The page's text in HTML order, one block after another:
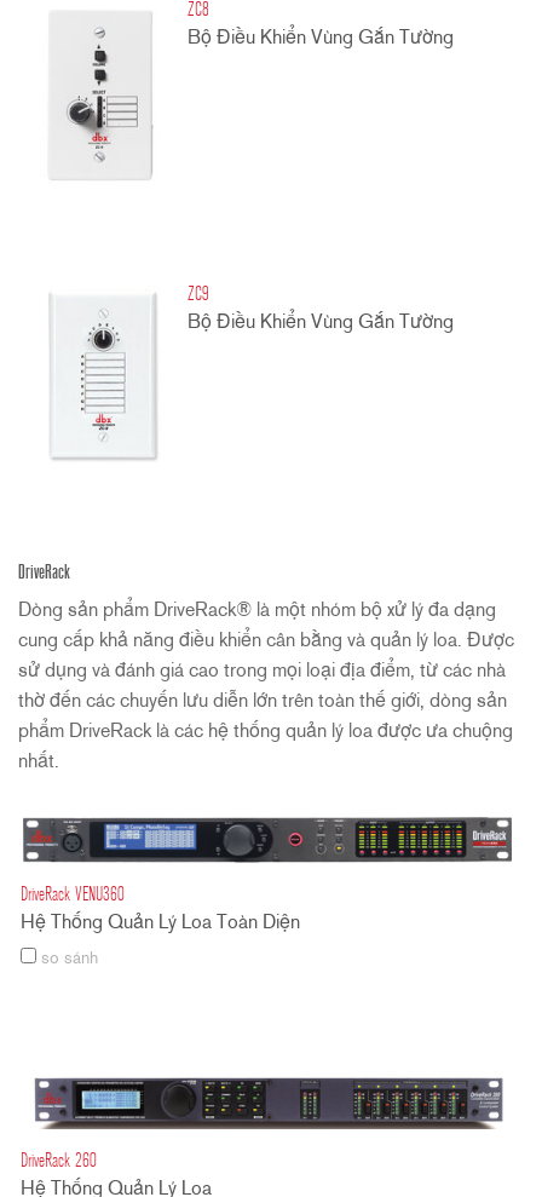
ZC8
Bộ Điều Khiển Vùng Gắn Tường
ZC9
Bộ Điều Khiển Vùng Gắn Tường
DriveRack
Dòng sản phẩm DriveRack® là một nhóm bộ xử lý đa dạng
cung cấp khả năng điều khiển cân bằng và quản lý loa. Được
sử dụng và đánh giá cao trong mọi loại địa điểm, từ các nhà
thờ đến các chuyến lưu diễn lớn trên toàn thế giới, dòng sản
phẩm DriveRack là các hệ thống quản lý loa được ưa chuộng
nhất.
DriveRack VENU360
Hệ Thống Quản Lý Loa Toàn Diện
so sánh
DriveRack 260
Hệ Thống Quản Lý Loa